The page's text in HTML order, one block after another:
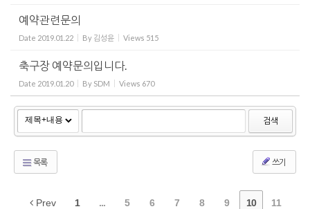
예약관련문의
Date 2019.01.22 By 김성윤 Views 515
축구장 예약문의입니다.
Date 2019.01.20 By SDM Views 670
검색
목록 쓰기
Prev 1 ... 5 6 7 8 9 10 11